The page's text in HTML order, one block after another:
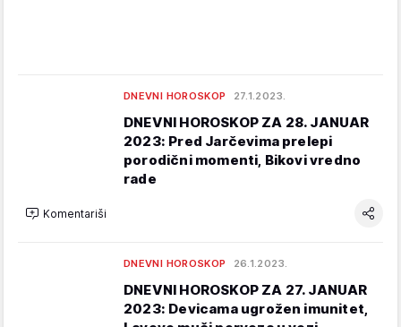
DNEVNI HOROSKOP 27.1.2023.
DNEVNI HOROSKOP ZA 28. JANUAR
2023: Pred Jarčevima prelepi
porodični momenti, Bikovi vredno
rade
Komentariši
DNEVNI HOROSKOP 26.1.2023.
DNEVNI HOROSKOP ZA 27. JANUAR
2023: Devicama ugrožen imunitet,